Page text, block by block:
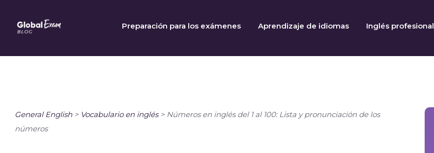
content
Preparación para los exámenes Aprendizaje de idiomas Inglés profesional
General English > Vocabulario en inglés> Números en inglés del 1 al 100: Lista y pronunciación de los
números